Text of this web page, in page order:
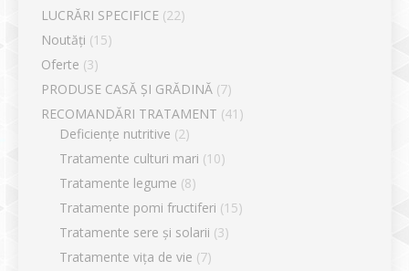
LUCRĂRI SPECIFICE (22)
Noutăți (15)
Oferte (3)
PRODUSE CASĂ ȘI GRĂDINĂ (7)
RECOMANDĂRI TRATAMENT (41)
Deficiențe nutritive (2)
Tratamente culturi mari (10)
Tratamente legume (8)
Tratamente pomi fructiferi (15)
Tratamente sere și solarii (3)
Tratamente vița de vie (7)